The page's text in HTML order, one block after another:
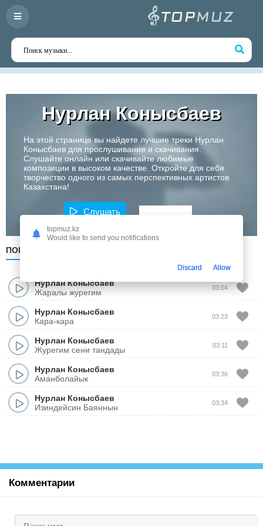
Нурлан Конысбаев
На этой странице вы найдете лучшие треки Нурлан
Конысбаев для прослушивания и скачивания.
Слушайте онлайн или скачивайте любимые
композиции в высоком качестве. Откройте для себя
творчество одного из самых перспективных артистов
Казахстана!
Слушать
ПОПУЛЯРНЫЕ
Нурлан Конысбаев
Жаралы журегим
03:04
Нурлан Конысбаев
Кара-кара
03:23
Нурлан Конысбаев
Журегим сени тандады
03:11
Нурлан Конысбаев
Аманболайык
03:36
Нурлан Конысбаев
Изиндейсин Баяннын
03:34
Комментарии
topmuz.kz
Would like to send you notifications
Discard Allow